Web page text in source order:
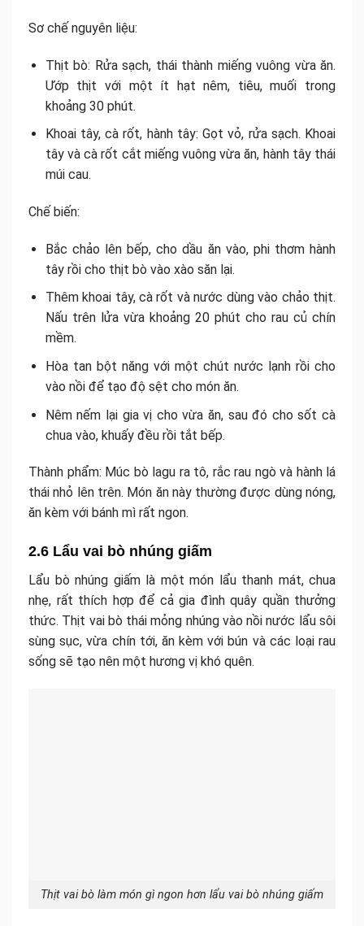
Sơ chế nguyên liệu:
Thịt bò: Rửa sạch, thái thành miếng vuông vừa ăn.
Ướp thịt với một ít hạt nêm, tiêu, muối trong
khoảng 30 phút.
Khoai tây, cà rốt, hành tây: Gọt vỏ, rửa sạch. Khoai
tây và cà rốt cắt miếng vuông vừa ăn, hành tây thái
múi cau.
Chế biến:
Bắc chảo lên bếp, cho dầu ăn vào, phi thơm hành
tây rồi cho thịt bò vào xào săn lại.
Thêm khoai tây, cà rốt và nước dùng vào chảo thịt.
Nấu trên lửa vừa khoảng 20 phút cho rau củ chín
mềm.
Hòa tan bột năng với một chút nước lạnh rồi cho
vào nồi để tạo độ sệt cho món ăn.
Nêm nếm lại gia vị cho vừa ăn, sau đó cho sốt cà
chua vào, khuấy đều rồi tắt bếp.
Thành phẩm: Múc bò lagu ra tô, rắc rau ngò và hành lá
thái nhỏ lên trên. Món ăn này thường được dùng nóng,
ăn kèm với bánh mì rất ngon.
2.6 Lẩu vai bò nhúng giấm
Lẩu bò nhúng giấm là một món lẩu thanh mát, chua
nhẹ, rất thích hợp để cả gia đình quây quần thưởng
thức. Thịt vai bò thái mỏng nhúng vào nồi nước lẩu sôi
sùng sục, vừa chín tới, ăn kèm với bún và các loại rau
sống sẽ tạo nên một hương vị khó quên.
Thịt vai bò làm món gì ngon hơn lẩu vai bò nhúng giấm